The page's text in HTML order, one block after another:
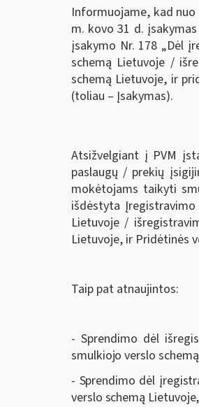
Informuojame, kad
m. kovo 31 d.
įsakymo Nr. 178 „Dėl
schemą Lietuvoje /
schemą Lietuvoje, ir
(toliau – Įsakymas).
Atsižvelgiant į PVM
paslaugų / prekių
mokėtojams taikyti
išdėstyta
Lietuvoje /
Lietuvoje, ir Pridėtinės
Taip pat atnaujintos:
­- Sprendimo dėl
smulkiojo verslo
­- Sprendimo dėl
verslo schemą